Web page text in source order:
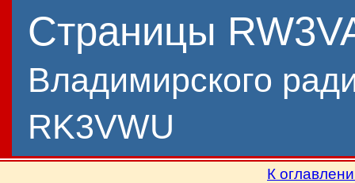
Страницы
Владимирского
RK3VWU
К